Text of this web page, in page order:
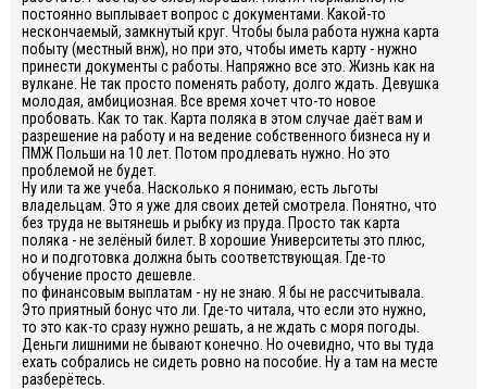
постоянно выплывает вопрос с документами. Какой-то
нескончаемый, замкнутый круг. Чтобы была работа нужна карта
побыту (местный внж), но при это, чтобы иметь карту - нужно
принести документы с работы. Напряжно все это. Жизнь как на
вулкане. Не так просто поменять работу, долго ждать. Девушка
молодая, амбициозная. Все время хочет что-то новое
пробовать. Как то так. Карта поляка в этом случае даёт вам и
разрешение на работу и на ведение собственного бизнеса ну и
ПМЖ Польши на 10 лет. Потом продлевать нужно. Но это
проблемой не будет.
Ну или та же учеба. Насколько я понимаю, есть льготы
владельцам. Это я уже для своих детей смотрела. Понятно, что
без труда не вытянешь и рыбку из пруда. Просто так карта
поляка - не зелёный билет. В хорошие Университеты это плюс,
но и подготовка должна быть соответствующая. Где-то
обучение просто дешевле.
по финансовым выплатам - ну не знаю. Я бы не рассчитывала.
Это приятный бонус что ли. Где-то читала, что если это нужно,
то это как-то сразу нужно решать, а не ждать с моря погоды.
Деньги лишними не бывают конечно. Но очевидно, что вы туда
ехать собрались не сидеть ровно на пособие. Ну а там на месте
разберётесь.